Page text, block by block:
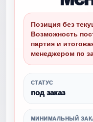
Позиция без
Возможность
партия и
менеджером по
СТАТУС
под заказ
МИНИМАЛЬНЫЙ